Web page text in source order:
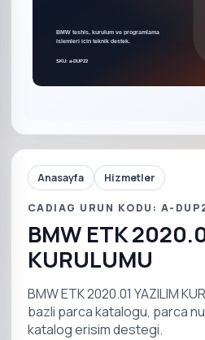
Anasayfa Hizmetler
CADIAG URUN KODU: A-
BMW ETK
KURULUMU
BMW ETK 2020.01 YAZILIM
bazli parca katalogu, parca
katalog erisim destegi.